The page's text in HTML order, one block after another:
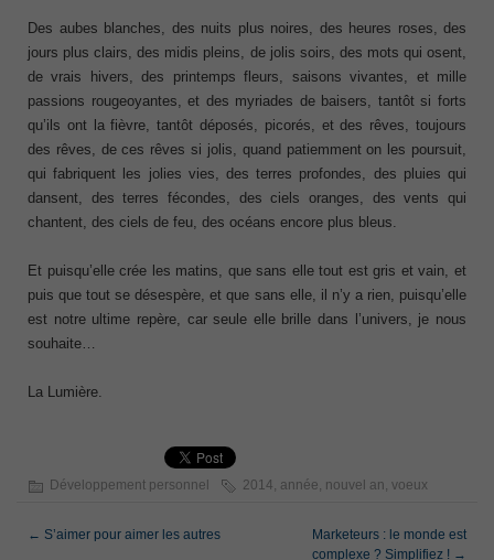
Des aubes blanches, des nuits plus noires, des heures roses, des
jours plus clairs, des midis pleins, de jolis soirs, des mots qui osent,
de vrais hivers, des printemps fleurs, saisons vivantes, et mille
passions rougeoyantes, et des myriades de baisers, tantôt si forts
qu’ils ont la fièvre, tantôt déposés, picorés, et des rêves, toujours
des rêves, de ces rêves si jolis, quand patiemment on les poursuit,
qui fabriquent les jolies vies, des terres profondes, des pluies qui
dansent, des terres fécondes, des ciels oranges, des vents qui
chantent, des ciels de feu, des océans encore plus bleus.
Et puisqu’elle crée les matins, que sans elle tout est gris et vain, et
puis que tout se désespère, et que sans elle, il n’y a rien, puisqu’elle
est notre ultime repère, car seule elle brille dans l’univers, je nous
souhaite…
La Lumière.
Développement personnel 2014 année nouvel an voeux
← S’aimer pour aimer les autres
Marketeurs : le monde est
complexe ? Simplifiez ! →